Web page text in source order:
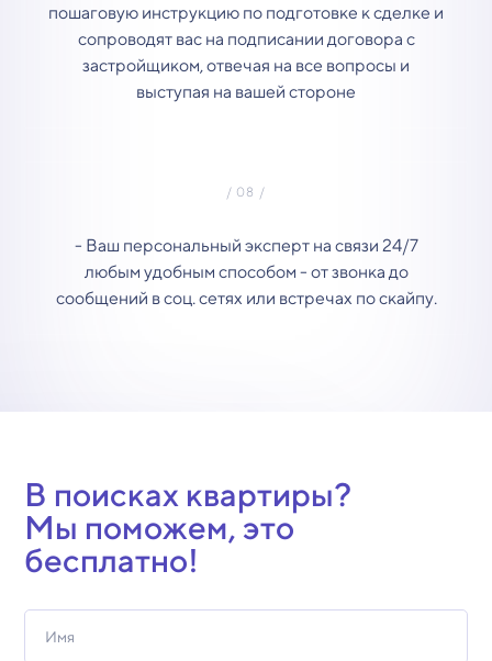
пошаговую инструкцию по подготовке к сделке и
сопроводят вас на подписании договора с
застройщиком, отвечая на все вопросы и
выступая на вашей стороне
- Ваш персональный эксперт на связи 24/7
любым удобным способом - от звонка до
сообщений в соц. сетях или встречах по скайпу.
В поисках квартиры?
Мы поможем, это
бесплатно!